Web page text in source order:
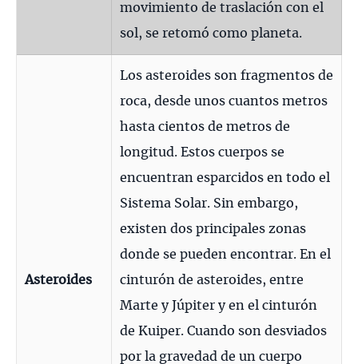
movimiento de traslación con el
sol, se retomó como planeta.
Asteroides
Los asteroides son fragmentos de
roca, desde unos cuantos metros
hasta cientos de metros de
longitud. Estos cuerpos se
encuentran esparcidos en todo el
Sistema Solar. Sin embargo,
existen dos principales zonas
donde se pueden encontrar. En el
cinturón de asteroides, entre
Marte y Júpiter y en el cinturón
de Kuiper. Cuando son desviados
por la gravedad de un cuerpo